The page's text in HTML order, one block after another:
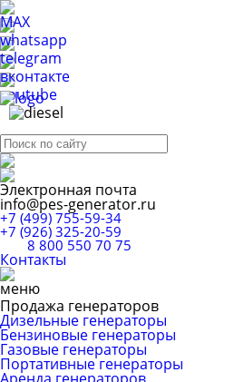
Электронная почта
info@pes-generator.ru
+7 (499) 755-59-34
+7 (926) 325-20-59
8 800 550 70 75
Контакты
Продажа генераторов
Дизельные генераторы
Бензиновые генераторы
Газовые генераторы
Портативные генераторы